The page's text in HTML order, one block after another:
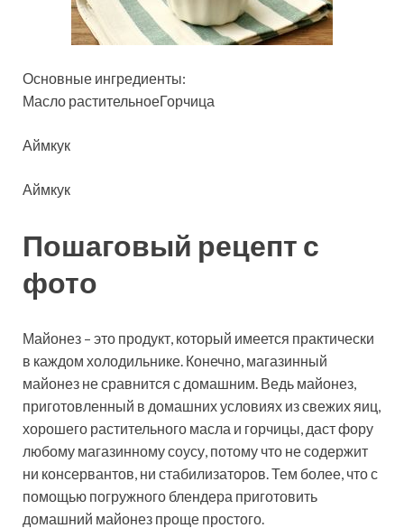
Основные ингредиенты:
Масло растительноеГорчица
Аймкук
Аймкук
Пошаговый рецепт с
фото
Майонез – это продукт, который имеется практически
в каждом холодильнике. Конечно, магазинный
майонез не сравнится с домашним. Ведь майонез,
приготовленный в домашних условиях из свежих яиц,
хорошего растительного масла и горчицы, даст фору
любому магазинному соусу, потому что не содержит
ни консервантов, ни стабилизаторов. Тем более, что с
помощью погружного блендера приготовить
домашний майонез проще простого.